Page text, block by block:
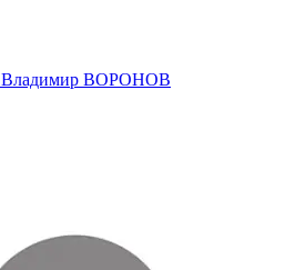
Владимир ВОРОНОВ